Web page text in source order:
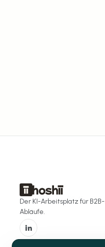
Der KI-Arbeitsplatz für B2B-
Abläufe.